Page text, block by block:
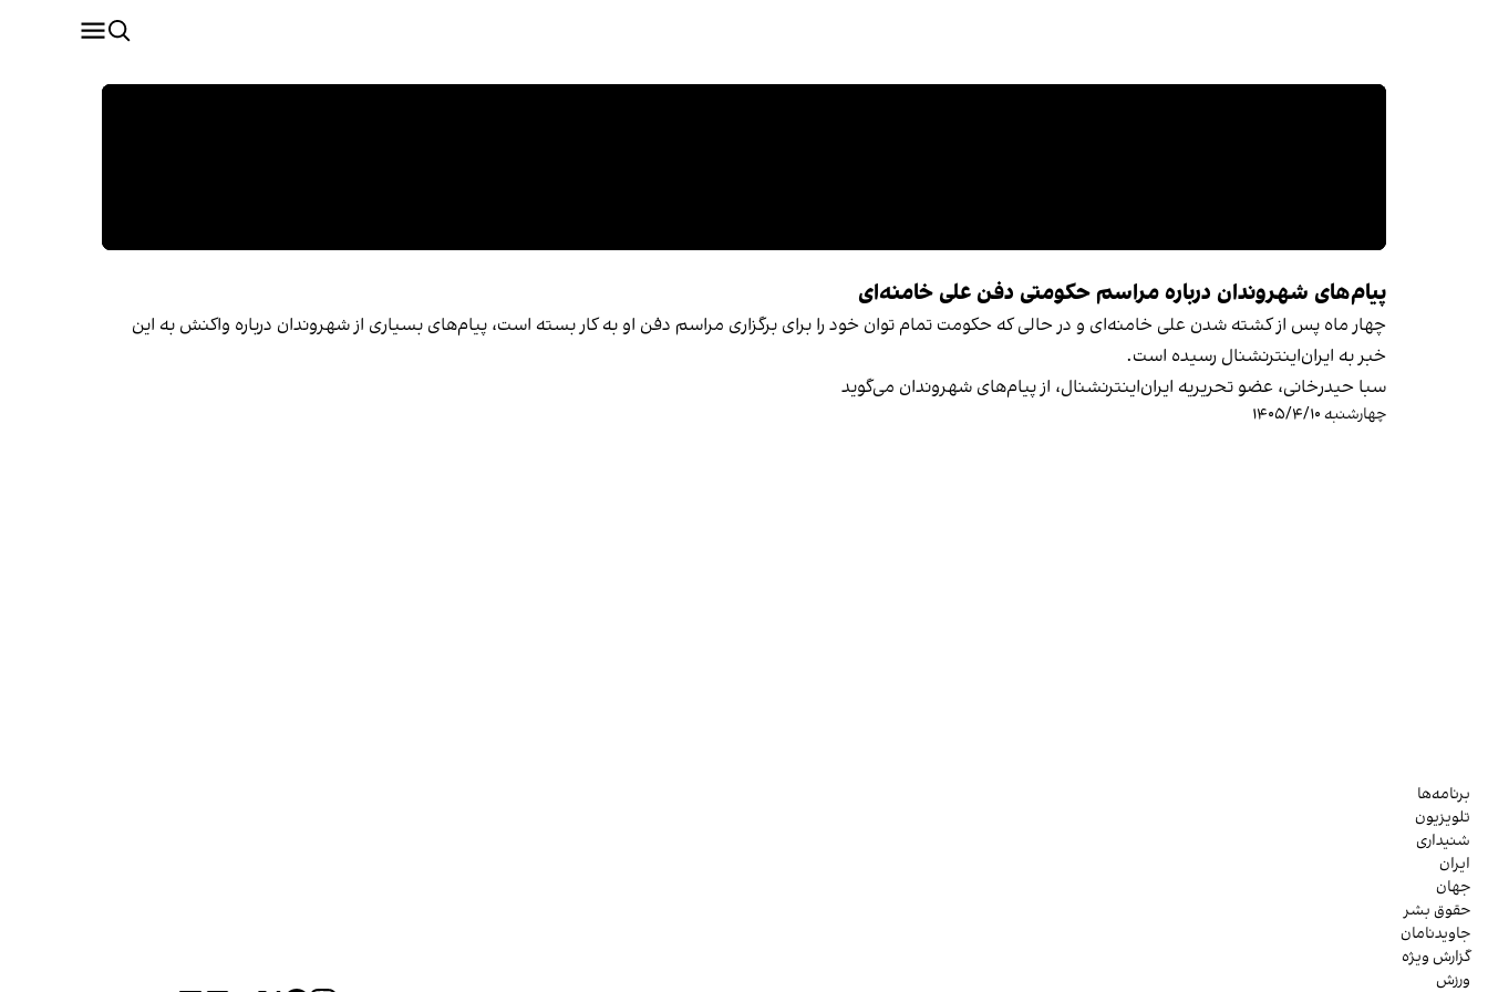
پیام‌های شهروندان درباره مراسم حکومتی دفن علی خامنه‌ای
چهار ماه پس از کشته شدن علی خامنه‌ای و در حالی که حکومت تمام توان خود را برای برگزاری مراسم دفن او به کار بسته است، پیام‌های بسیاری از شهروندان درباره واکنش به این
خبر به ایران‌اینترنشنال رسیده است.
سبا حیدرخانی، عضو تحریریه ایران‌اینترنشنال، از پیام‌های شهروندان می‌گوید
چهارشنبه ۱۴۰۵/۴/۱۰
برنامه‌ها
تلویزیون
شنیداری
ایران
جهان
حقوق بشر
جاویدنامان
گزارش ویژه
ورزش